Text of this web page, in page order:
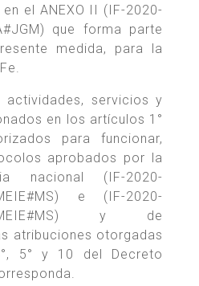
el ANEXO II (IF-2020-
que forma parte
medida, para la
actividades, servicios y
en los artículos 1°
para funcionar,
aprobados por la
nacional (IF-2020-
e (IF-2020-
SSMEIE#MS) y de
atribuciones otorgadas
5° y 10 del Decreto